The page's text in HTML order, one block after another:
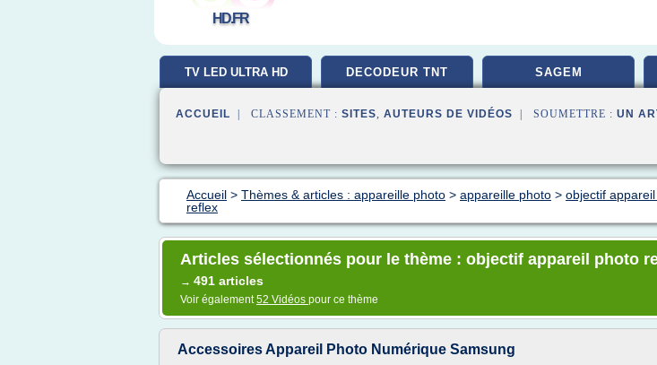
HD.FR
TV LED ULTRA HD DECODEUR TNT SAGEM
ACCUEIL | CLASSEMENT : SITES, AUTEURS DE VIDÉOS | SOUMETTRE : UN
Accueil > Thèmes & articles : appareille photo > appareille photo > objectif
reflex
Articles sélectionnés pour le thème : objectif appareil photo
→ 491 articles
Voir également52 Vidéos pour ce thème
Accessoires Appareil Photo Numérique Samsung